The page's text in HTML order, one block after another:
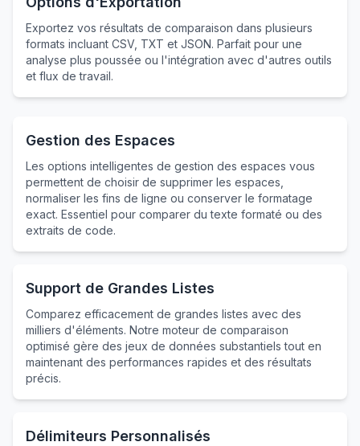
Exportez vos résultats de comparaison dans plusieurs
formats incluant CSV, TXT et JSON. Parfait pour une
analyse plus poussée ou l'intégration avec d'autres outils
et flux de travail.
Gestion des Espaces
Les options intelligentes de gestion des espaces vous
permettent de choisir de supprimer les espaces,
normaliser les fins de ligne ou conserver le formatage
exact. Essentiel pour comparer du texte formaté ou des
extraits de code.
Support de Grandes Listes
Comparez efficacement de grandes listes avec des
milliers d'éléments. Notre moteur de comparaison
optimisé gère des jeux de données substantiels tout en
maintenant des performances rapides et des résultats
précis.
Délimiteurs Personnalisés